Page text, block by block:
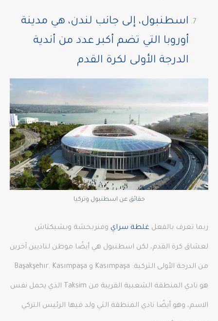
اسطنبول، إلى جانب لندن، هي مدينة
أوروبا التي تضم أكبر عدد من أندية
الدرجة الأولى لكرة القدم
حقائق عن اسطنبول وتركيا
ربما تعرف بالفعل غلطة سراي وفنربخشة وبشيكتاش
لعشاق كرة القدم، لكن اسطنبول هي أيضًا موطن لناديين آخرين
من الدرجة الأولى التركية: Kasımpaşa و Başakşehır. Kasımpaşa
هو نادي المنطقة الشعبية القريبة من Taksim الذي يحمل نفس
الاسم، وهو أيضًا نادي المنطقة التي ولد فيها الرئيس التركي